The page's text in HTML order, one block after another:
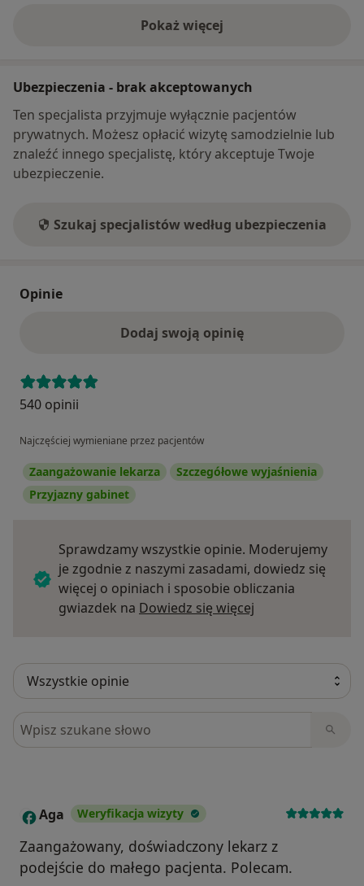
Pokaż więcej
o adresie
Ubezpieczenia - brak akceptowanych
Ten specjalista przyjmuje wyłącznie pacjentów
prywatnych. Możesz opłacić wizytę samodzielnie lub
znaleźć innego specjalistę, który akceptuje Twoje
ubezpieczenie.
Szukaj specjalistów według ubezpieczenia
Opinie
Dodaj swoją opinię
540 opinii
Najczęściej wymieniane przez pacjentów
Zaangażowanie lekarza
Szczegółowe wyjaśnienia
Przyjazny gabinet
Sprawdzamy wszystkie opinie. Moderujemy
je zgodnie z naszymi zasadami, dowiedz się
więcej o opiniach i sposobie obliczania
gwiazdek na Dowiedz się więcej
Szukaj w opiniach
A Aga Weryfikacja wizyty
Zaangażowany, doświadczony lekarz z
podejście do małego pacjenta. Polecam.